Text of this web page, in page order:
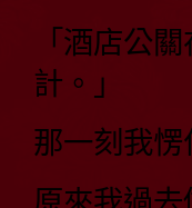
「酒店公
計。」
那一刻我愣